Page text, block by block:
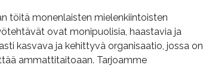
töitä monenlaisten mielenkiintoisten
ovat monipuolisia, haastavia ja
kasvava ja kehittyvä organisaatio, jossa on
ammattitaitoaan. Tarjoamme